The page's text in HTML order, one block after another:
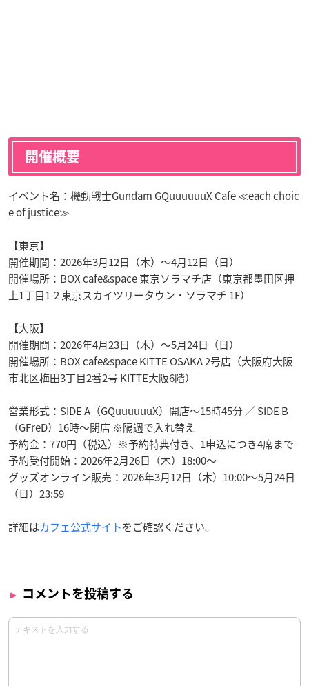
開催概要
イベント名：機動戦士Gundam GQuuuuuuX Cafe ≪each choic
e of justice≫
【東京】
開催期間：2026年3月12日（木）～4月12日（日）
開催場所：BOX cafe&space 東京ソラマチ店（東京都墨田区押
上1丁目1-2 東京スカイツリータウン・ソラマチ 1F）
【大阪】
開催期間：2026年4月23日（木）～5月24日（日）
開催場所：BOX cafe&space KITTE OSAKA 2号店（大阪府大阪
市北区梅田3丁目2番2号 KITTE大阪6階）
営業形式：SIDE A（GQuuuuuuX）開店～15時45分 ／ SIDE B
（GFreD）16時～閉店 ※隔週で入れ替え
予約金：770円（税込）※予約特典付き、1申込につき4席まで
予約受付開始：2026年2月26日（木）18:00～
グッズオンライン販売：2026年3月12日（木）10:00～5月24日
（日）23:59
詳細はカフェ公式サイトをご確認ください。
コメントを投稿する